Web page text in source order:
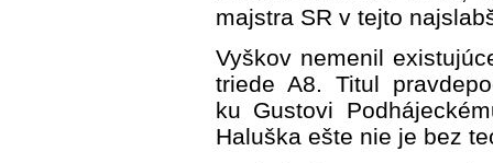
majstra SR v tejto
Vyškov nemenil
triede A8. Titul
ku Gustovi
Haluška ešte nie je bez